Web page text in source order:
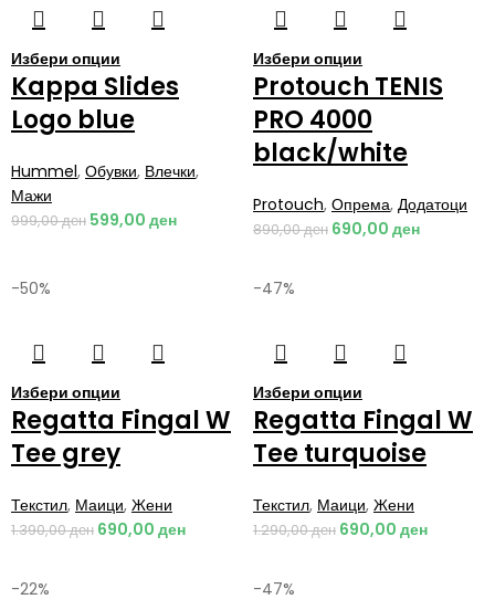
Избери опции
Kappa Slides
Logo blue
Hummel, Обувки, Влечки,
Мажи
999,00ден 599,00 ден
Избери опции
Protouch TENIS
PRO 4000
black/white
Protouch, Опрема, Додатоци
890,00ден 690,00 ден
-50%
Избери опции
Regatta Fingal W
Tee grey
Текстил, Маици, Жени
1.390,00ден 690,00 ден
-47%
Избери опции
Regatta Fingal W
Tee turquoise
Текстил, Маици, Жени
1.290,00ден 690,00 ден
-22% -47%